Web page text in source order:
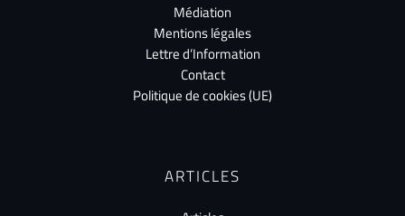
Médiation
Mentions légales
Lettre d’Information
Contact
Politique de cookies (UE)
ARTICLES